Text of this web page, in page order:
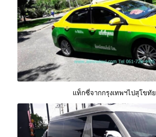
แท็กซี่จากกรุงเทพฯไปสุโขทัย